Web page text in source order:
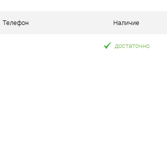
Телефон Наличие
достаточно